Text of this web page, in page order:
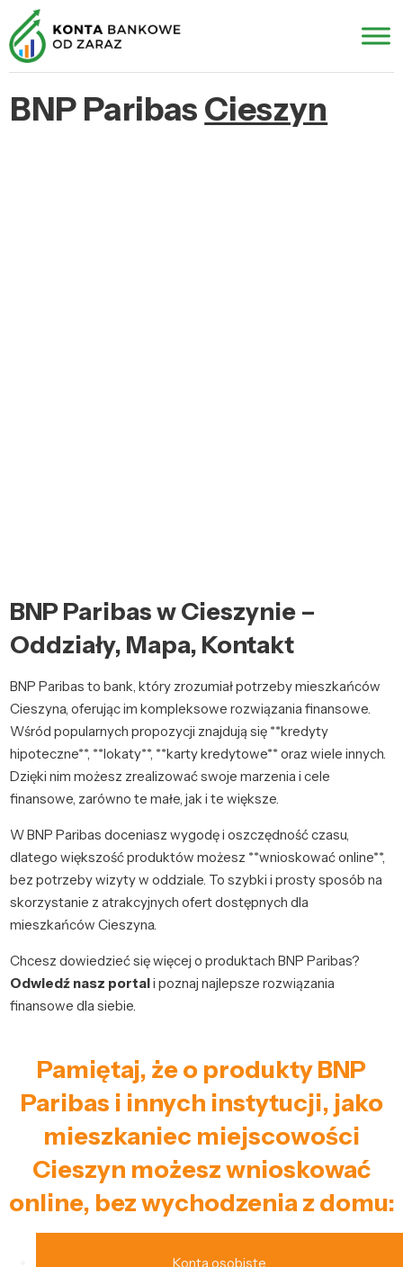
BNP Paribas Cieszyn
BNP Paribas w Cieszynie –
Oddziały, Mapa, Kontakt
BNP Paribas to bank, który zrozumiał potrzeby mieszkańców
Cieszyna, oferując im kompleksowe rozwiązania finansowe.
Wśród popularnych propozycji znajdują się **kredyty
hipoteczne**, **lokaty**, **karty kredytowe** oraz wiele innych.
Dzięki nim możesz zrealizować swoje marzenia i cele
finansowe, zarówno te małe, jak i te większe.
W BNP Paribas doceniasz wygodę i oszczędność czasu,
dlatego większość produktów możesz **wnioskować online**,
bez potrzeby wizyty w oddziale. To szybki i prosty sposób na
skorzystanie z atrakcyjnych ofert dostępnych dla
mieszkańców Cieszyna.
Chcesz dowiedzieć się więcej o produktach BNP Paribas?
Odwiedź nasz portali poznaj najlepsze rozwiązania
finansowe dla siebie.
Pamiętaj, że o produkty BNP
Paribas i innych instytucji, jako
mieszkaniec miejscowości
Cieszyn możesz wnioskować
online, bez wychodzenia z domu:
Konta osobiste